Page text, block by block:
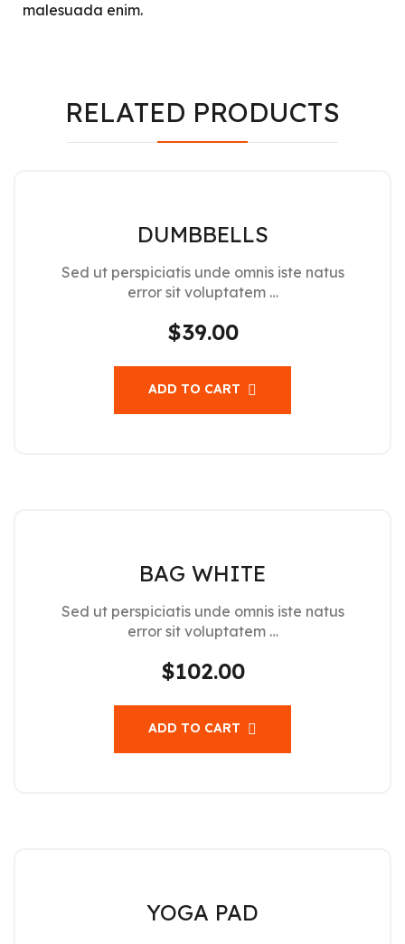
malesuada enim.
RELATED PRODUCTS
DUMBBELLS
Sed ut perspiciatis unde omnis iste natus
error sit voluptatem …
$39.00
ADD TO CART
BAG WHITE
Sed ut perspiciatis unde omnis iste natus
error sit voluptatem …
$102.00
ADD TO CART
YOGA PAD